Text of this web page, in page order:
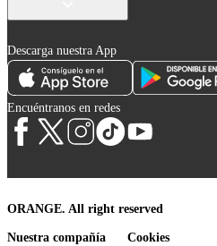
Descarga nuestra App
Encuéntranos en redes
ORANGE. All right reserved
Nuestra compañía Cookies